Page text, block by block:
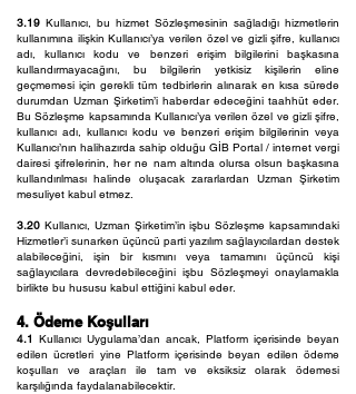
3.19 Kullanıcı, bu hizmet Sözleşmesinin sağladığı hizmetlerin
kullanımına ilişkin Kullanıcı’ya verilen özel ve gizli şifre, kullanıcı
adı, kullanıcı kodu ve benzeri erişim bilgilerini başkasına
kullandırmayacağını, bu bilgilerin yetkisiz kişilerin eline
geçmemesi için gerekli tüm tedbirlerin alınarak en kısa sürede
durumdan Uzman Şirketim’i haberdar edeceğini taahhüt eder.
Bu Sözleşme kapsamında Kullanıcı’ya verilen özel ve gizli şifre,
kullanıcı adı, kullanıcı kodu ve benzeri erişim bilgilerinin veya
Kullanıcı’nın halihazırda sahip olduğu GİB Portal / internet vergi
dairesi şifrelerinin, her ne nam altında olursa olsun başkasına
kullandırılması halinde oluşacak zararlardan Uzman Şirketim
mesuliyet kabul etmez.
3.20 Kullanıcı, Uzman Şirketim’in işbu Sözleşme kapsamındaki
Hizmetler’i sunarken üçüncü parti yazılım sağlayıcılardan destek
alabileceğini, işin bir kısmını veya tamamını üçüncü kişi
sağlayıcılara devredebileceğini işbu Sözleşmeyi onaylamakla
birlikte bu hususu kabul ettiğini kabul eder.
4. Ödeme Koşulları
4.1 Kullanıcı Uygulama’dan ancak, Platform içerisinde beyan
edilen ücretleri yine Platform içerisinde beyan edilen ödeme
koşulları ve araçları ile tam ve eksiksiz olarak ödemesi
karşılığında faydalanabilecektir.